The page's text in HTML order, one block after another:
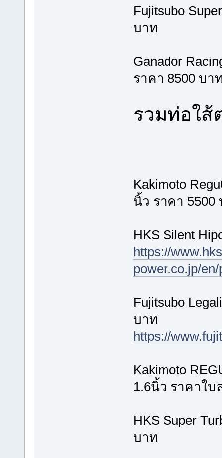
Fujitsubo
บาท
Ganador
ราคา 8500 บา
รวมท่อใส้
Kakimoto
นิ้ว ราคา 5500
HKS Silent
https://
power.co.jp/
Fujitsubo
บาท
https://
Kakimoto
1.6นิ้ว ราคาใบ
HKS Super
บาท